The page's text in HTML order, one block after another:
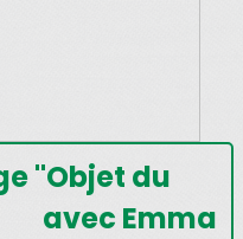
"Objet du
avec Emma